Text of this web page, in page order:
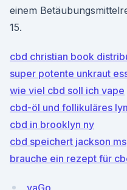
einem
15.
cbd christian book
super potente unkraut
wie viel cbd soll ich vape
cbd-öl und follikuläres
cbd in brooklyn ny
cbd speichert jackson ms
brauche ein rezept für
yaGo